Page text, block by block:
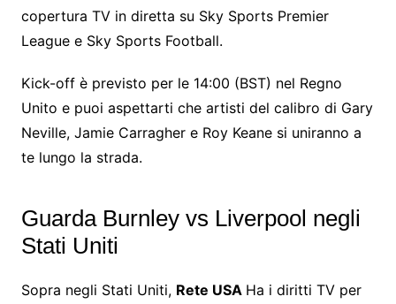
copertura TV in diretta su Sky Sports Premier
League e Sky Sports Football.
Kick-off è previsto per le 14:00 (BST) nel Regno
Unito e puoi aspettarti che artisti del calibro di Gary
Neville, Jamie Carragher e Roy Keane si uniranno a
te lungo la strada.
Guarda Burnley vs Liverpool negli
Stati Uniti
Sopra negli Stati Uniti, Rete USA Ha i diritti TV per